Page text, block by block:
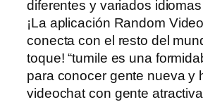
diferentes y variados
¡La aplicación Random
conecta con el resto del
toque! “tumile es una
para conocer gente nueva y
videochat con gente